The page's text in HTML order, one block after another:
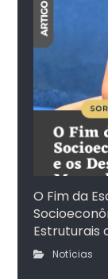
O Fim da
Estruturais
Notícias